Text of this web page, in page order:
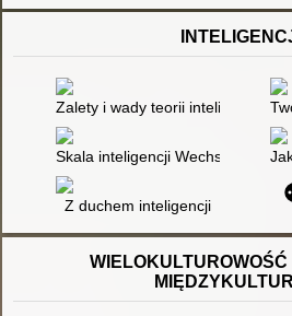
Zalety i wady teorii inteligencji
Skala inteligencji Wechslera
Z duchem inteligencji